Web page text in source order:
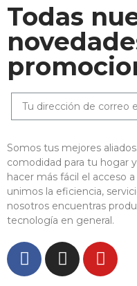
Todas
Somos tus mejores
comodidad para tu hogar
hacer más fácil el acceso
unimos la eficiencia,
nosotros encuentras
tecnología en general.